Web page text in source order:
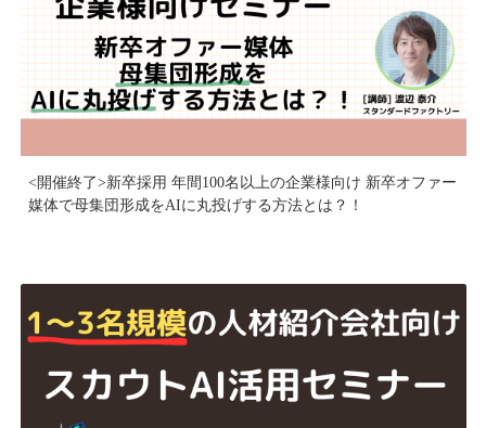
<開催終了>新卒採用 年間100名以上の企業様向け 新卒オファー
媒体で母集団形成をAIに丸投げする方法とは？！